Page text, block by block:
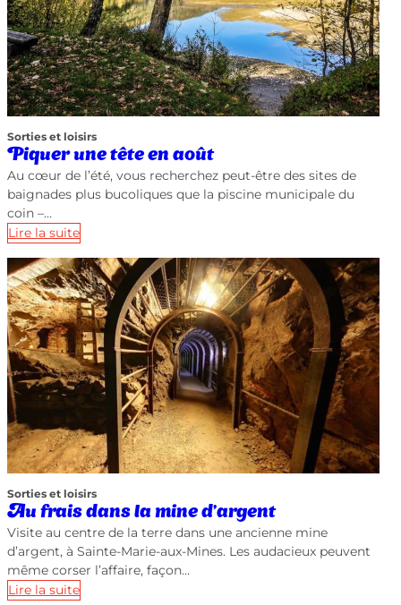
Sorties et loisirs
Piquer une tête en août
Au cœur de l’été, vous recherchez peut-être des sites de
baignades plus bucoliques que la piscine municipale du
coin –…
Lire la suite
Sorties et loisirs
Au frais dans la mine d’argent
Visite au centre de la terre dans une ancienne mine
d’argent, à Sainte-Marie-aux-Mines. Les audacieux peuvent
même corser l’affaire, façon…
Lire la suite